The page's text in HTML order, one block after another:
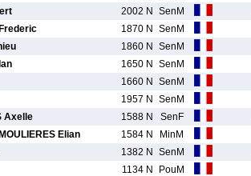
2002 N SenM
1870 N SenM
1860 N SenM
1650 N SenM
1660 N SenM
1957 N SenM
Axelle 1588 N SenF
Elian 1584 N MinM
1382 N SenM
1134 N PouM